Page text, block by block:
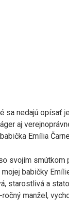
sa nedajú opísať
aj
Emília
svojím
babičky
starostlivá a
manžel,